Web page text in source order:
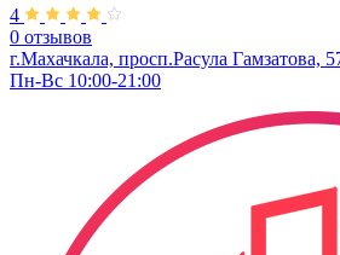
4
0 отзывов
г.Махачкала, просп.Расула Гамзатова,
Пн-Вс 10:00-21:00